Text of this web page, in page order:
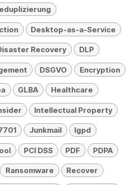
Desktop-as-a-Service
Recovery DLP
DSGVO Encryption
GLBA Healthcare
Intellectual Property
Junkmail lgpd
PCI DSS PDF PDPA
Ransomware Recover